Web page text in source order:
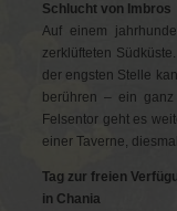
Schlucht von Imbros
Auf einem
zerklüfteten
der engsten Stelle
berühren – ein
Felsentor geht es
einer Taverne,
Tag zur freien
in Chania